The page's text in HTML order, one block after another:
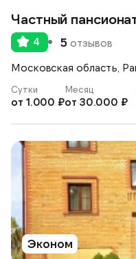
Частный
4 5 отзывов
Сутки
от 1.000 ₽
Месяц
от 30.000 ₽
Эконом